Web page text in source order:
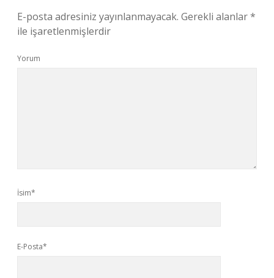
E-posta adresiniz yayınlanmayacak. Gerekli alanlar*
ile işaretlenmişlerdir
Yorum
İsim*
E-Posta*